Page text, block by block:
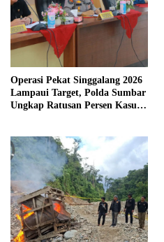
Operasi Pekat Singgalang 2026
Lampaui Target, Polda Sumbar
Ungkap Ratusan Persen Kasus